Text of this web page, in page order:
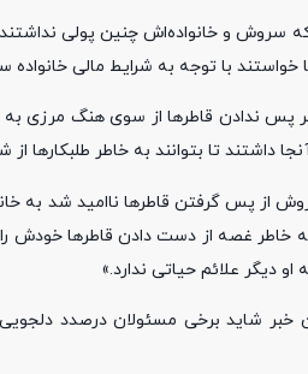
سروش و خانواده‌اش چنین پولی
خواستند با توجه به شرایط مالی
پس ندادن قاطرها از سوی هنگ مرزی
داشتند تا بتوانند به خاطر
سروش از پس گرفتن قاطرها ناامید شد
خاطر غصه از دست دادن قاطرها خودش را
دیگر علائم حیاتی ندارد.»
خبر شاید برخی مسئولان درصدد